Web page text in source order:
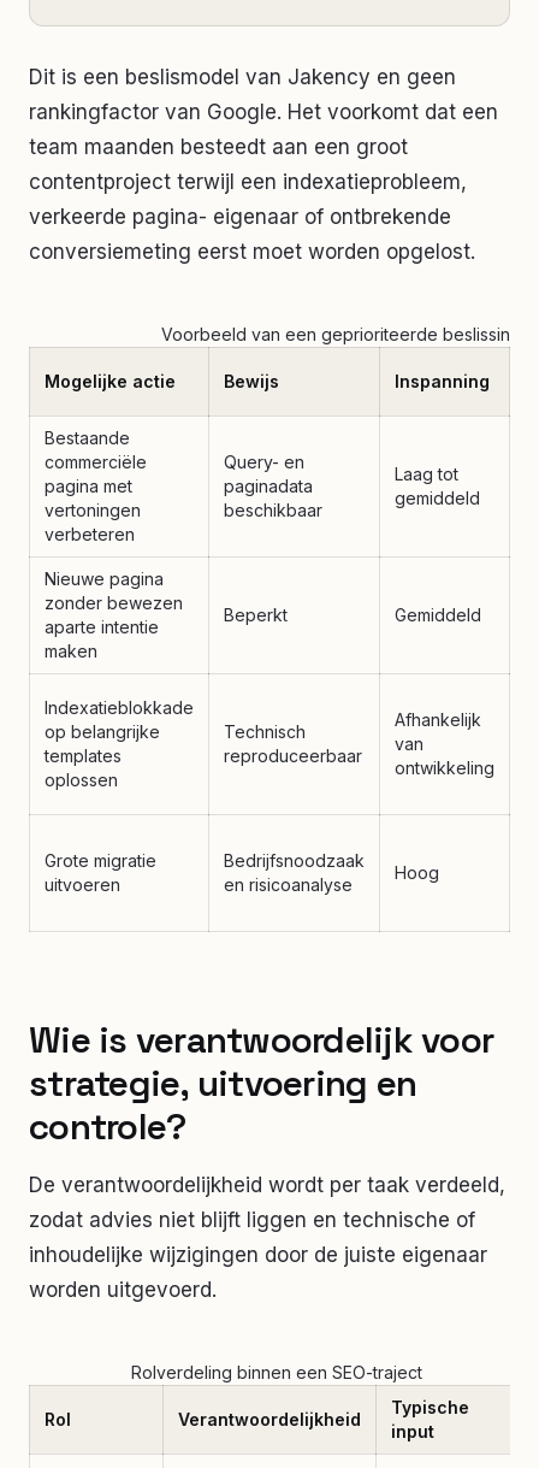
Dit is een beslismodel van Jakency en geen
rankingfactor van Google. Het voorkomt dat een
team maanden besteedt aan een groot
contentproject terwijl een indexatieprobleem,
verkeerde pagina- eigenaar of ontbrekende
conversiemeting eerst moet worden opgelost.
Voorbeeld van een geprioriteerde beslissing
Mogelijke actie Bewijs Inspanning
Bestaande
commerciële
pagina met
vertoningen
verbeteren
Query- en
paginadata
beschikbaar
Laag tot
gemiddeld
Nieuwe pagina
zonder bewezen
aparte intentie
maken
Beperkt Gemiddeld
Indexatieblokkade
op belangrijke
templates
oplossen
Technisch
reproduceerbaar
Afhankelijk
van
ontwikkeling
Grote migratie
uitvoeren
Bedrijfsnoodzaak
en risicoanalyse
Hoog
Wie is verantwoordelijk voor
strategie, uitvoering en
controle?
De verantwoordelijkheid wordt per taak verdeeld,
zodat advies niet blijft liggen en technische of
inhoudelijke wijzigingen door de juiste eigenaar
worden uitgevoerd.
Rolverdeling binnen een SEO-traject
Rol Verantwoordelijkheid
Typische
input